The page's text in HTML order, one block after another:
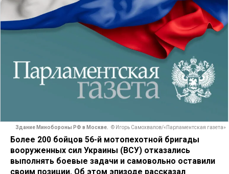
Здание Минобороны РФ в Москве. © Игорь Самохвалов/«Парламентская газета»
Более 200 бойцов 56-й мотопехотной бригады
вооруженных сил Украины (ВСУ) отказались
выполнять боевые задачи и самовольно оставили
своим позиции. Об этом эпизоде рассказал